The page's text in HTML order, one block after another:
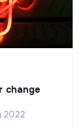
change
2022